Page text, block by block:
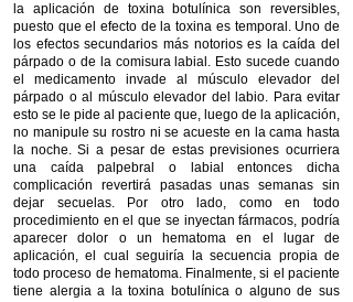
la aplicación de toxina botulínica son reversibles,
puesto que el efecto de la toxina es temporal. Uno de
los efectos secundarios más notorios es la caída del
párpado o de la comisura labial. Esto sucede cuando
el medicamento invade al músculo elevador del
párpado o al músculo elevador del labio. Para evitar
esto se le pide al paciente que, luego de la aplicación,
no manipule su rostro ni se acueste en la cama hasta
la noche. Si a pesar de estas previsiones ocurriera
una caída palpebral o labial entonces dicha
complicación revertirá pasadas unas semanas sin
dejar secuelas. Por otro lado, como en todo
procedimiento en el que se inyectan fármacos, podría
aparecer dolor o un hematoma en el lugar de
aplicación, el cual seguiría la secuencia propia de
todo proceso de hematoma. Finalmente, si el paciente
tiene alergia a la toxina botulínica o alguno de sus